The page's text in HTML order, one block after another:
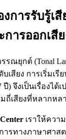
การรับรู้เ
การออกเสี
ณยุกต์ (Tonal
เสียง การเริ่มเรี
ปี) จึงเป็นเรื่องได้
ถี่เสียงที่หลากห
เราให้ควา
ารทางภาษาศาส